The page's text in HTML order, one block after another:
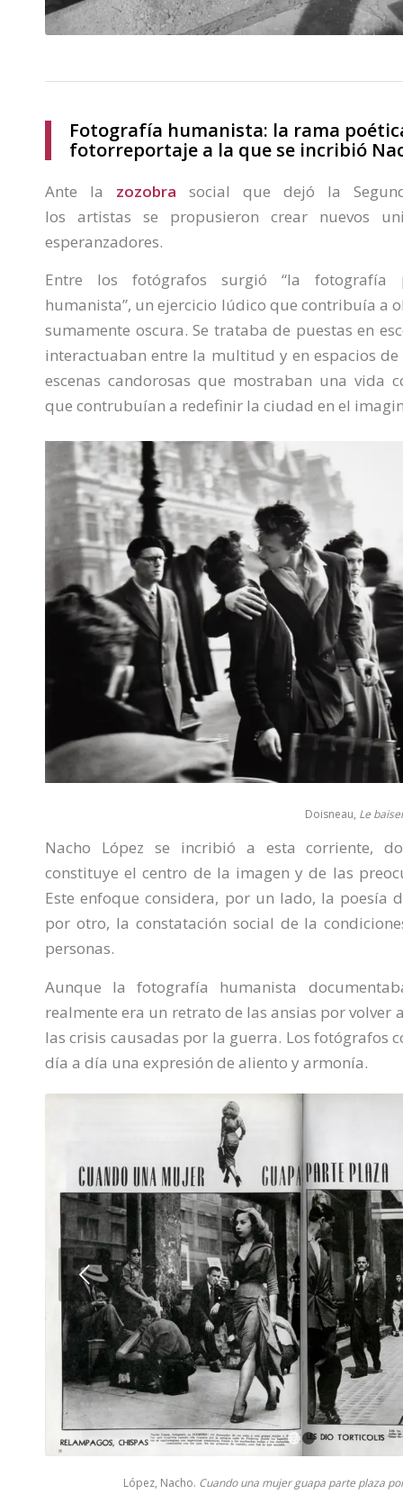
Fotografía humanista: la rama
fotorreportaje a la que se incribió
Ante la zozobra social que dejó la
los artistas se propusieron crear nuevos
esperanzadores.
Entre los fotógrafos surgió “la fotografía
humanista”, un ejercicio lúdico que contribuía a
sumamente oscura. Se trataba de puestas en
interactuaban entre la multitud y en espacios
escenas candorosas que mostraban una vida
que contrubuían a redefinir la ciudad en el
Doisneau, Le
Nacho López se incribió a esta corriente,
constituye el centro de la imagen y de las
Este enfoque considera, por un lado, la poesía
por otro, la constatación social de la
personas.
Aunque la fotografía humanista
realmente era un retrato de las ansias por volver
las crisis causadas por la guerra. Los fotógrafos
día a día una expresión de aliento y armonía.
Next
López, Nacho. Cuando una mujer guapa parte plaza